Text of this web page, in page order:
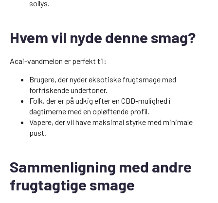
sollys.
Hvem vil nyde denne smag?
Acai-vandmelon er perfekt til:
Brugere, der nyder eksotiske frugtsmage med
forfriskende undertoner.
Folk, der er på udkig efter en CBD-mulighed i
dagtimerne med en opløftende profil.
Vapere, der vil have maksimal styrke med minimale
pust.
Sammenligning med andre
frugtagtige smage